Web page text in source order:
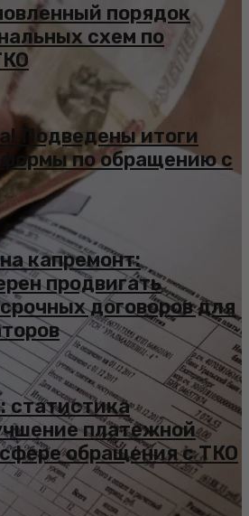
порядок
схем по
Подведены итоги
по обращению с
капремонт:
продвигать
договоров для
статистика
платежной
обращения с ТКО